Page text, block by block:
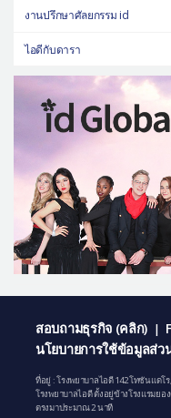
งานปรึกษาศัลยกรรม id
ไอดีกับดารา
สอบถามธุรกิจ (คลิก) |
นโยบายการใช้ข้อมูลส่
ที่อยู่ : โรงพยาบาลไอดี 142 โทซันแดโ
โรงพยาบาลไอดี ตั้งอยู่ข้างโรงแรมย
ตรงมาประมาณ 2 นาที